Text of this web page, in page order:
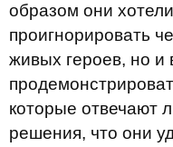
образом они
проигнорировать
живых героев, но и
которые отвечают
решения, что они